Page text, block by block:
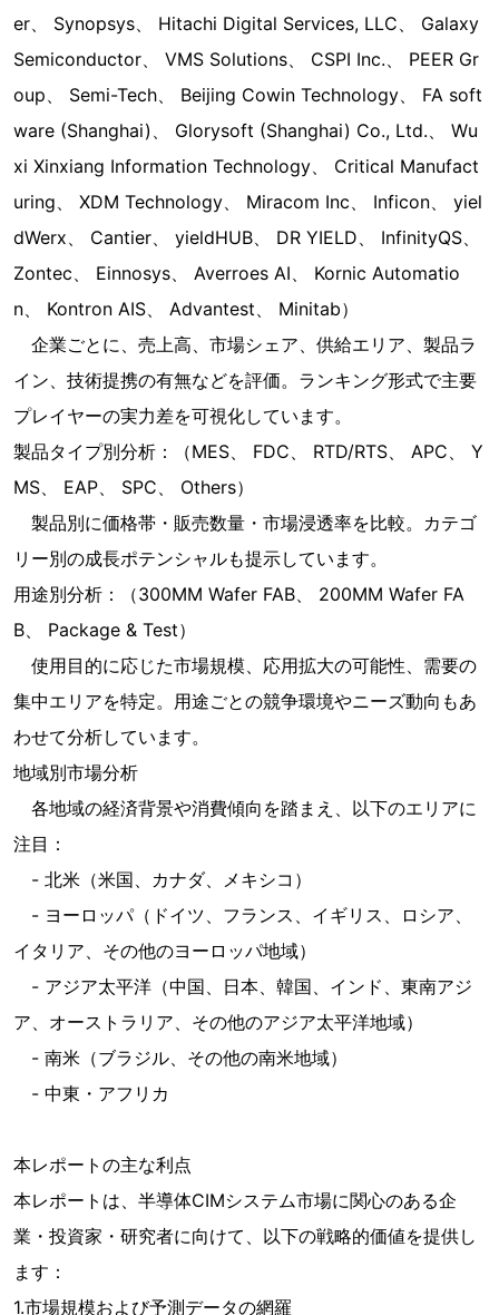
er、 Synopsys、 Hitachi Digital Services, LLC、 Galaxy
Semiconductor、 VMS Solutions、 CSPI Inc.、 PEER Gr
oup、 Semi-Tech、 Beijing Cowin Technology、 FA soft
ware (Shanghai)、 Glorysoft (Shanghai) Co., Ltd.、 Wu
xi Xinxiang Information Technology、 Critical Manufact
uring、 XDM Technology、 Miracom Inc、 Inficon、 yiel
dWerx、 Cantier、 yieldHUB、 DR YIELD、 InfinityQS、
Zontec、 Einnosys、 Averroes AI、 Kornic Automatio
n、 Kontron AIS、 Advantest、 Minitab）
企業ごとに、売上高、市場シェア、供給エリア、製品ラ
イン、技術提携の有無などを評価。ランキング形式で主要
プレイヤーの実力差を可視化しています。
製品タイプ別分析：（MES、 FDC、 RTD/RTS、 APC、 Y
MS、 EAP、 SPC、 Others）
製品別に価格帯・販売数量・市場浸透率を比較。カテゴ
リー別の成長ポテンシャルも提示しています。
用途別分析：（300MM Wafer FAB、 200MM Wafer FA
B、 Package & Test）
使用目的に応じた市場規模、応用拡大の可能性、需要の
集中エリアを特定。用途ごとの競争環境やニーズ動向もあ
わせて分析しています。
地域別市場分析
各地域の経済背景や消費傾向を踏まえ、以下のエリアに
注目：
- 北米（米国、カナダ、メキシコ）
- ヨーロッパ（ドイツ、フランス、イギリス、ロシア、
イタリア、その他のヨーロッパ地域）
- アジア太平洋（中国、日本、韓国、インド、東南アジ
ア、オーストラリア、その他のアジア太平洋地域）
- 南米（ブラジル、その他の南米地域）
- 中東・アフリカ
本レポートの主な利点
本レポートは、半導体CIMシステム市場に関心のある企
業・投資家・研究者に向けて、以下の戦略的価値を提供し
ます：
1.市場規模および予測データの網羅